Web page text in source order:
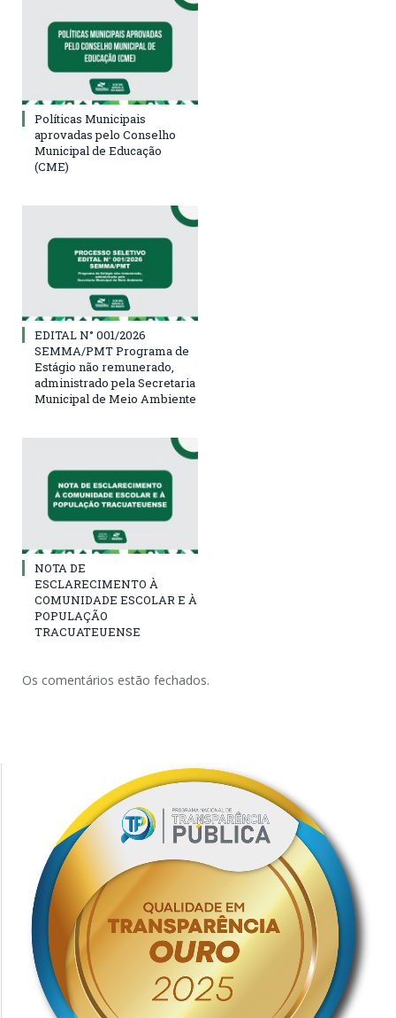
Políticas Municipais
aprovadas pelo Conselho
Municipal de Educação
(CME)
EDITAL N° 001/2026
SEMMA/PMT Programa de
Estágio não remunerado,
administrado pela Secretaria
Municipal de Meio Ambiente
NOTA DE
ESCLARECIMENTO À
COMUNIDADE ESCOLAR E À
POPULAÇÃO
TRACUATEUENSE
Os comentários estão fechados.